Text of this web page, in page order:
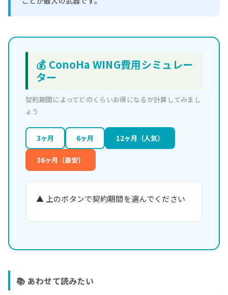
💰 ConoHa WING費用シミュレー
ター
契約期間によってどのくらいお得になるか計算してみまし
ょう
3ヶ月 6ヶ月 12ヶ月（人気）
36ヶ月（最安）
▲ 上のボタンで契約期間を選んでください
📚 あわせて読みたい